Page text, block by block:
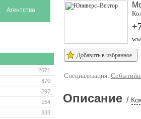
Агентства
2671
870
297
154
333
Добавить в избранное
Специализация:
Описание /